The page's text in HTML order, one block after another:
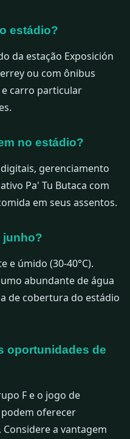
estádio?
da estação Exposición
ou com ônibus
e carro particular
no estádio?
gerenciamento
Pa' Tu Butaca com
em seus assentos.
junho?
e úmido (30-40°C).
abundante de água
de cobertura do estádio
oportunidades de
F e o jogo de
oferecer
a vantagem